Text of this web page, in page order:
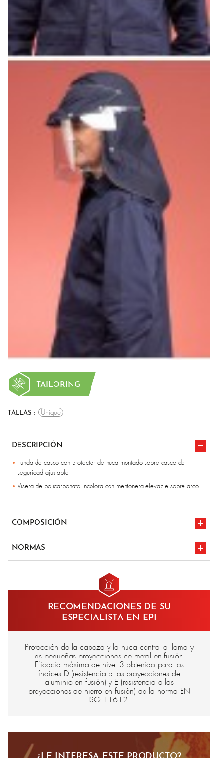
TAILORING
TALLAS : Unique
DESCRIPCIÓN
Funda de casco con protector de nuca montado sobre casco de
seguridad ajustable
Visera de policarbonato incolora con mentonera elevable sobre arco.
COMPOSICIÓN
llama 6 % Para-aramida 1 % Carbono satén - 360 gr/m²
NORMAS
A1A2/B1/C1/D3/E3/F1
classe 1
RECOMENDACIONES DE SU
ESPECIALISTA EN EPI
Protección de la cabeza y la nuca contra la llama y
las pequeñas proyecciones de metal en fusión.
Eficacia máxima de nivel 3 obtenido para los
índices D (resistencia a las proyecciones de
aluminio en fusión) y E (resistencia a las
proyecciones de hierro en fusión) de la norma EN
ISO 11612.